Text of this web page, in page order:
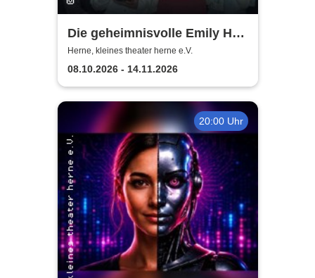
Die geheimnisvolle Emily Hart
- Thrillerkomödie von
Christian Weymayr
Herne, kleines theater herne e.V.
08.10.2026 - 14.11.2026
20:00 Uhr